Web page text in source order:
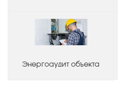
Энергоаудит объекта